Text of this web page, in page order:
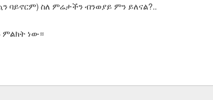
ባይኖርም) ስለ ምሬታችን ብንወያይ ምን ይለናል?..
ነው።